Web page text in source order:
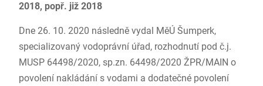
2018, popř. již 2018
Dne 26. 10. 2020 následně vydal MěÚ Šumperk,
specializovaný vodoprávní úřad, rozhodnutí pod č.j.
MUSP 64498/2020, sp.zn. 64498/2020 ŽPR/MAIN o
povolení nakládání s vodami a dodatečné povolení